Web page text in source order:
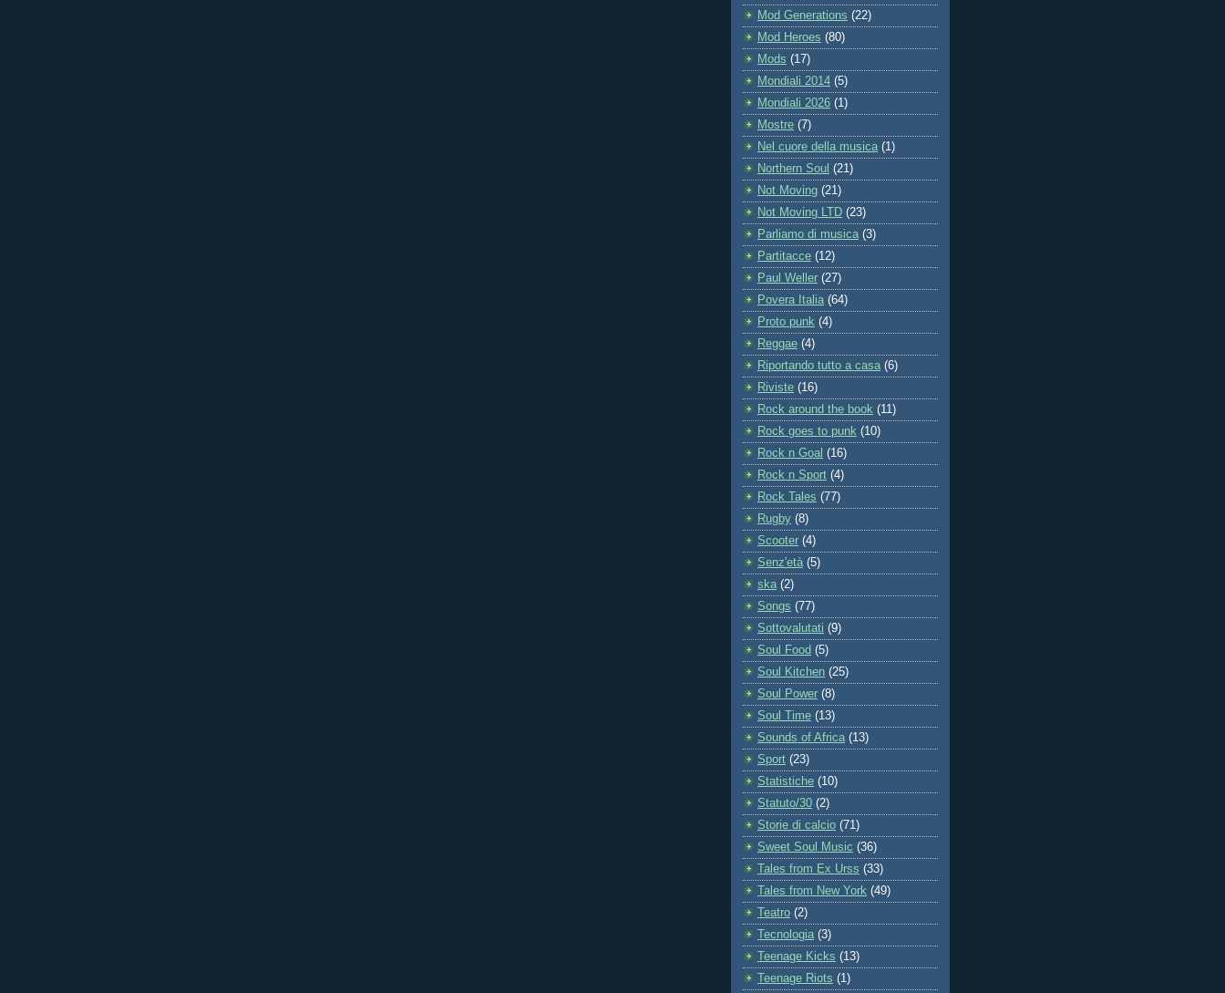
Mod Generations (22)
Mod Heroes (80)
Mods (17)
Mondiali 2014 (5)
Mondiali 2026 (1)
Mostre (7)
Nel cuore della musica (1)
Northern Soul (21)
Not Moving (21)
Not Moving LTD (23)
Parliamo di musica (3)
Partitacce (12)
Paul Weller (27)
Povera Italia (64)
Proto punk (4)
Reggae (4)
Riportando tutto a casa (6)
Riviste (16)
Rock around the book (11)
Rock goes to punk (10)
Rock n Goal (16)
Rock n Sport (4)
Rock Tales (77)
Rugby (8)
Scooter (4)
Senz'età (5)
ska (2)
Songs (77)
Sottovalutati (9)
Soul Food (5)
Soul Kitchen (25)
Soul Power (8)
Soul Time (13)
Sounds of Africa (13)
Sport (23)
Statistiche (10)
Statuto/30 (2)
Storie di calcio (71)
Sweet Soul Music (36)
Tales from Ex Urss (33)
Tales from New York (49)
Teatro (2)
Tecnologia (3)
Teenage Kicks (13)
Teenage Riots (1)